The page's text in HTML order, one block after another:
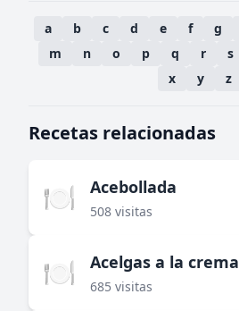
a b c d e f g
m
n o p q r s
x
y z
Recetas relacionadas
🍽️ Acebollada
508 visitas
🍽️ Acelgas a la crema
685 visitas